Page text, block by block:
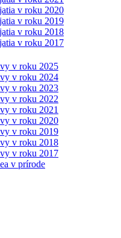
v roku 2020
v roku 2019
v roku 2018
v roku 2017
v roku 2025
v roku 2024
v roku 2023
v roku 2022
v roku 2021
v roku 2020
v roku 2019
v roku 2018
v roku 2017
v prírode